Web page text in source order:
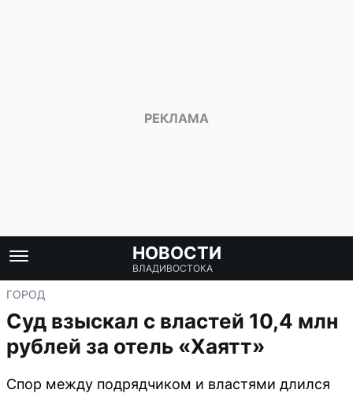
НОВОСТИ
ВЛАДИВОСТОКА
ГОРОД
Суд взыскал с властей 10,4 млн
рублей за отель «Хаятт»
Спор между подрядчиком и властями длился